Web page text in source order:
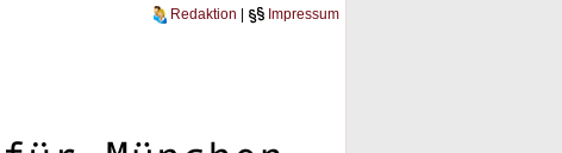
Redaktion Impressum